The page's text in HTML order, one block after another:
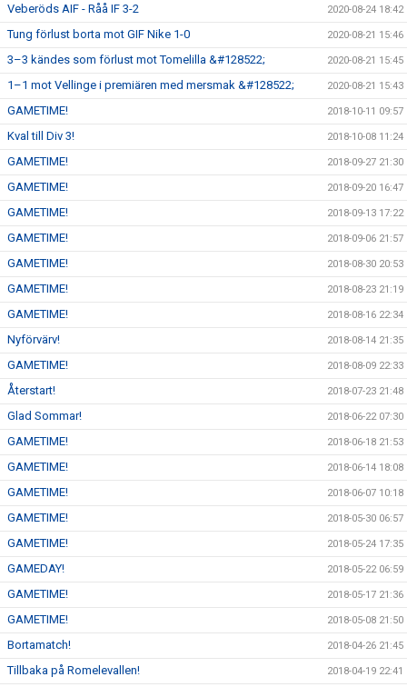
Veberöds AIF - Råå IF 3-2 2020-08-24 18:42
Tung förlust borta mot GIF Nike 1-0 2020-08-21 15:46
3–3 kändes som förlust mot Tomelilla &#128522; 2020-08-21 15:45
1–1 mot Vellinge i premiären med mersmak &#128522; 2020-08-21 15:43
GAMETIME! 2018-10-11 09:57
Kval till Div 3! 2018-10-08 11:24
GAMETIME! 2018-09-27 21:30
GAMETIME! 2018-09-20 16:47
GAMETIME! 2018-09-13 17:22
GAMETIME! 2018-09-06 21:57
GAMETIME! 2018-08-30 20:53
GAMETIME! 2018-08-23 21:19
GAMETIME! 2018-08-16 22:34
Nyförvärv! 2018-08-14 21:35
GAMETIME! 2018-08-09 22:33
Återstart! 2018-07-23 21:48
Glad Sommar! 2018-06-22 07:30
GAMETIME! 2018-06-18 21:53
GAMETIME! 2018-06-14 18:08
GAMETIME! 2018-06-07 10:18
GAMETIME! 2018-05-30 06:57
GAMETIME! 2018-05-24 17:35
GAMEDAY! 2018-05-22 06:59
GAMETIME! 2018-05-17 21:36
GAMETIME! 2018-05-08 21:50
Bortamatch! 2018-04-26 21:45
Tillbaka på Romelevallen! 2018-04-19 22:41